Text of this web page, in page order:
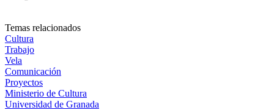
Temas relacionados
Cultura
Trabajo
Vela
Comunicación
Proyectos
Ministerio de Cultura
Universidad de Granada